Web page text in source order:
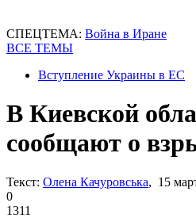
СПЕЦТЕМА: Война в Иране
ВСЕ ТЕМЫ
Вступление Украины в ЕС
В Киевской
сообщают о
Текст: Олена Качуровська, 15
0
1311